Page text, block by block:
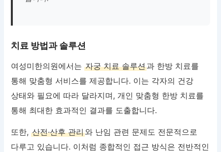
치료 방법과 솔루션
여성미한의원에서는자궁 치료 솔루션과 한방 치료를
통해 맞춤형 서비스를 제공합니다. 이는 각자의 건강
상태와 필요에 따라 달라지며, 개인 맞춤형 한방 치료를
통해 최대한 효과적인 결과를 도출합니다.
또한,산전·산후 관리와 난임 관련 문제도 전문적으로
다루고 있습니다. 이처럼 종합적인 접근 방식은 전반적인